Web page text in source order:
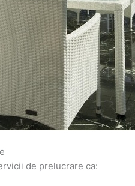
de prelucrare ca: